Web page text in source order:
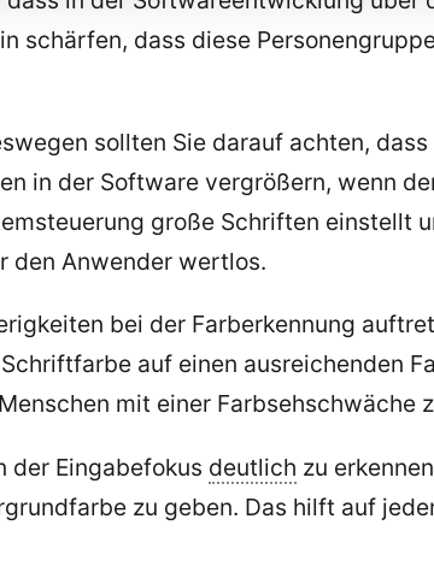
schärfen, dass diese
sollten Sie darauf achten,
in der Software vergrößern, wenn
große Schriften einstellt
den Anwender wertlos.
bei der Farberkennung
auf einen ausreichenden
mit einer Farbsehschwäche
der Eingabefokus deutlich zu
zu geben. Das hilft auf